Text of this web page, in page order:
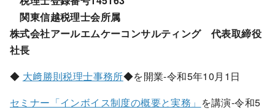
関東信越税理士会所属
株式会社アールエムケーコンサルティング 代表取締役
社長
◆ 大﨑勝則税理士事務所◆を開業-令和5年10月1日
セミナー「インボイス制度の概要と実務」 を講演-令和5